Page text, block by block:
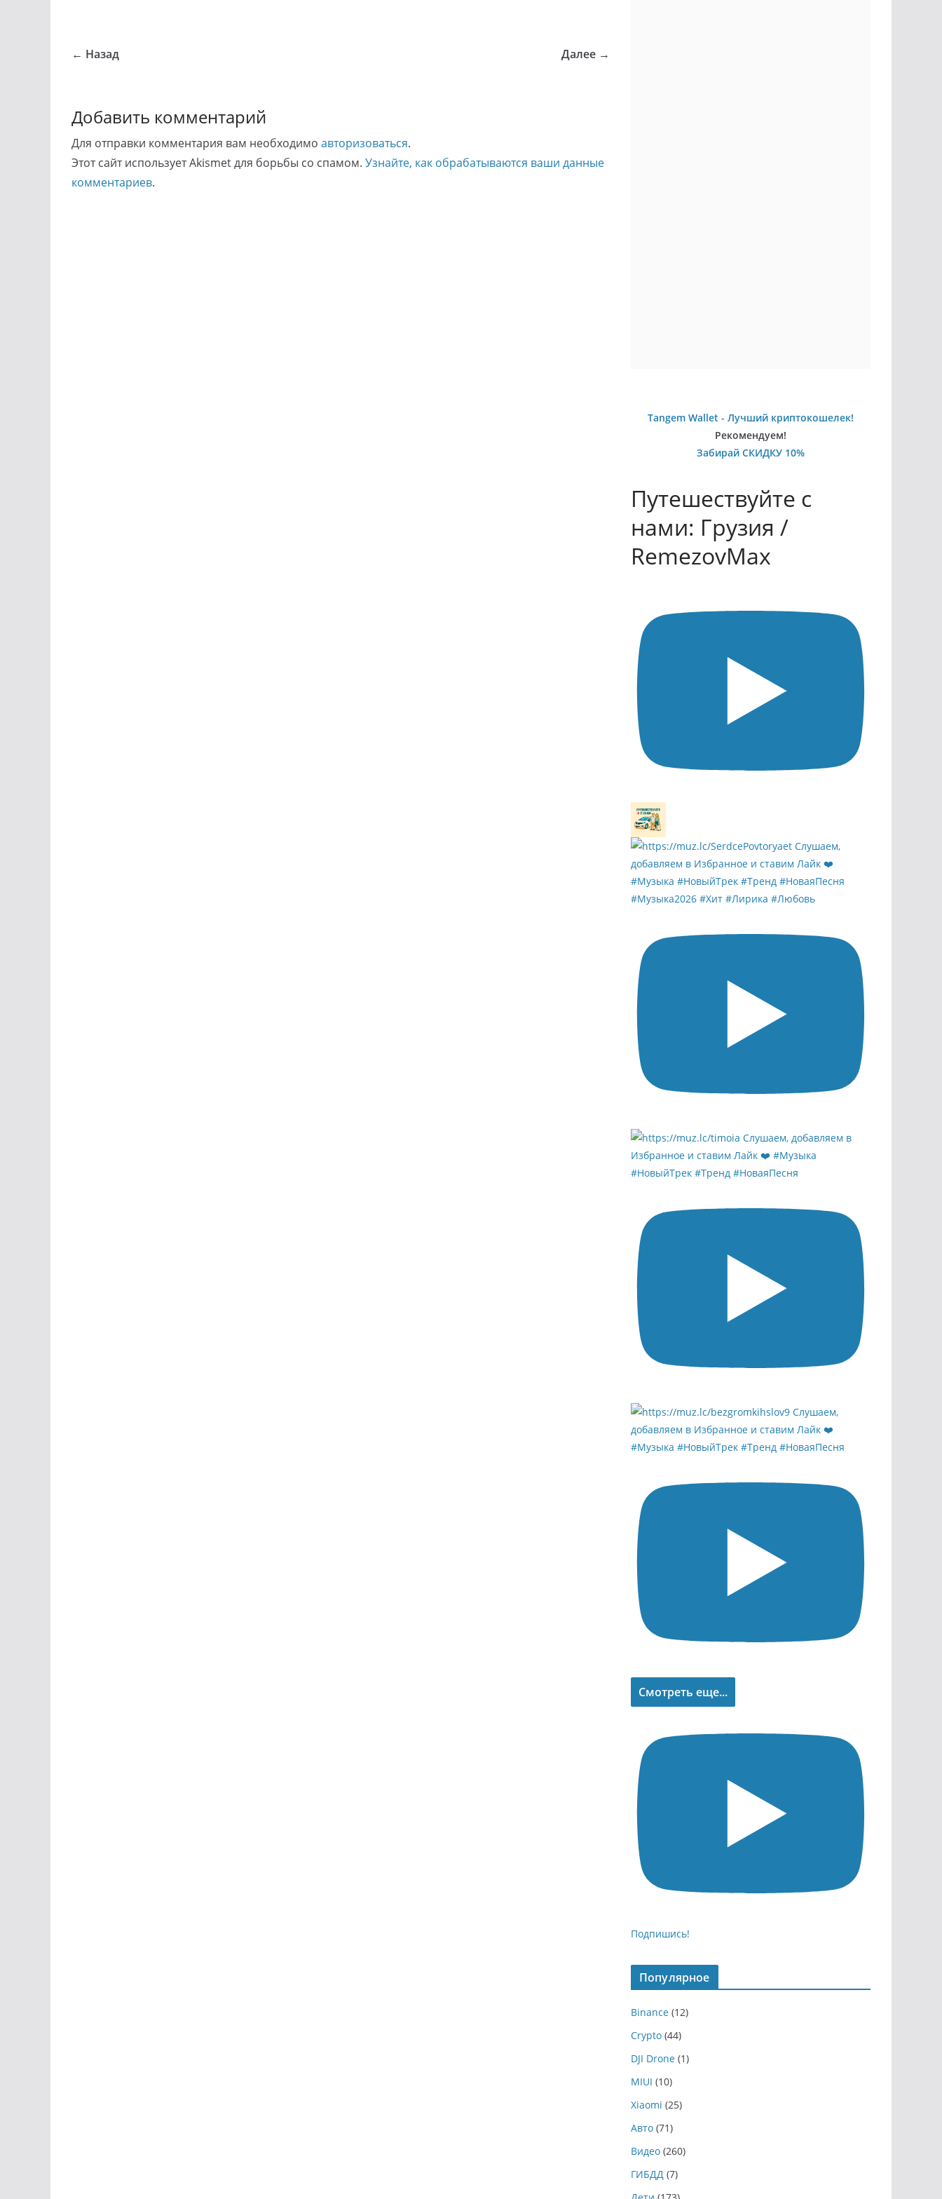
← Назад Далее →
Добавить комментарий
Для отправки комментария вам необходимо авторизоваться.
Этот сайт использует Akismet для борьбы со спамом. Узнайте, как обрабатываются ваши данные
комментариев.
Tangem Wallet - Лучший криптокошелек!
Рекомендуем!
Забирай СКИДКУ 10%
Путешествуйте с
нами: Грузия /
RemezovMax
Смотреть еще...
Подпишись!
Популярное
Binance (12)
Crypto (44)
DJI Drone (1)
MIUI (10)
Xiaomi (25)
Авто (71)
Видео (260)
ГИБДД (7)